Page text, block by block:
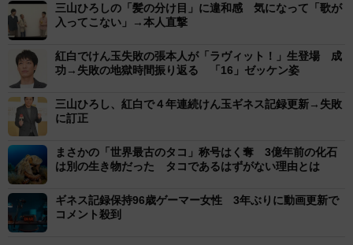
三山ひろしの「髪の分け目」に違和感 気になって「歌が
入ってこない」→本人直撃
紅白でけん玉失敗の張本人が「ラヴィット！」生登場 成
功→失敗の地獄時間振り返る 「16」ゼッケン姿
三山ひろし、紅白で４年連続けん玉ギネス記録更新→失敗
に訂正
まさかの「世界最古のタコ」称号はく奪 3億年前の化石
は別の生き物だった タコであるはずがない理由とは
ギネス記録保持96歳ゲーマー女性 3年ぶりに動画更新で
コメント殺到